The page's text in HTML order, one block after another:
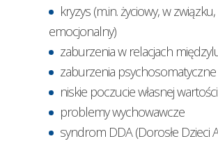
kryzys (m.in. życiowy, w
emocjonalny)
zaburzenia w relacjach
zaburzenia psychosomatyczne
niskie poczucie własnej wartości
problemy wychowawcze
syndrom DDA (Dorosłe Dzieci